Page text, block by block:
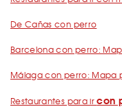
De Cañas con perro
Barcelona con perro:
Málaga con perro: Mapa
Restaurantes para ircon